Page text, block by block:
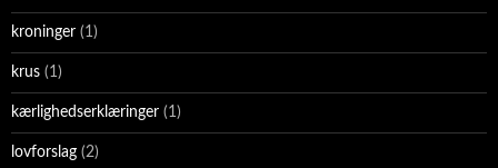
kroninger (1)
krus (1)
kærlighedserklæringer (1)
lovforslag (2)